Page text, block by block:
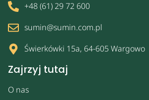
Zajrzyj tutaj
O nas
+48 (61) 29 72 600
sumin@sumin.com.pl
Świerkówki 15a, 64-605 Wargowo